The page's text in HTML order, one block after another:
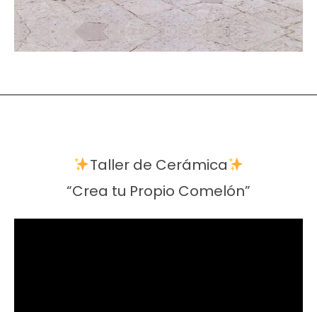
Taller de Cerámica
“Crea tu Propio Comelón”